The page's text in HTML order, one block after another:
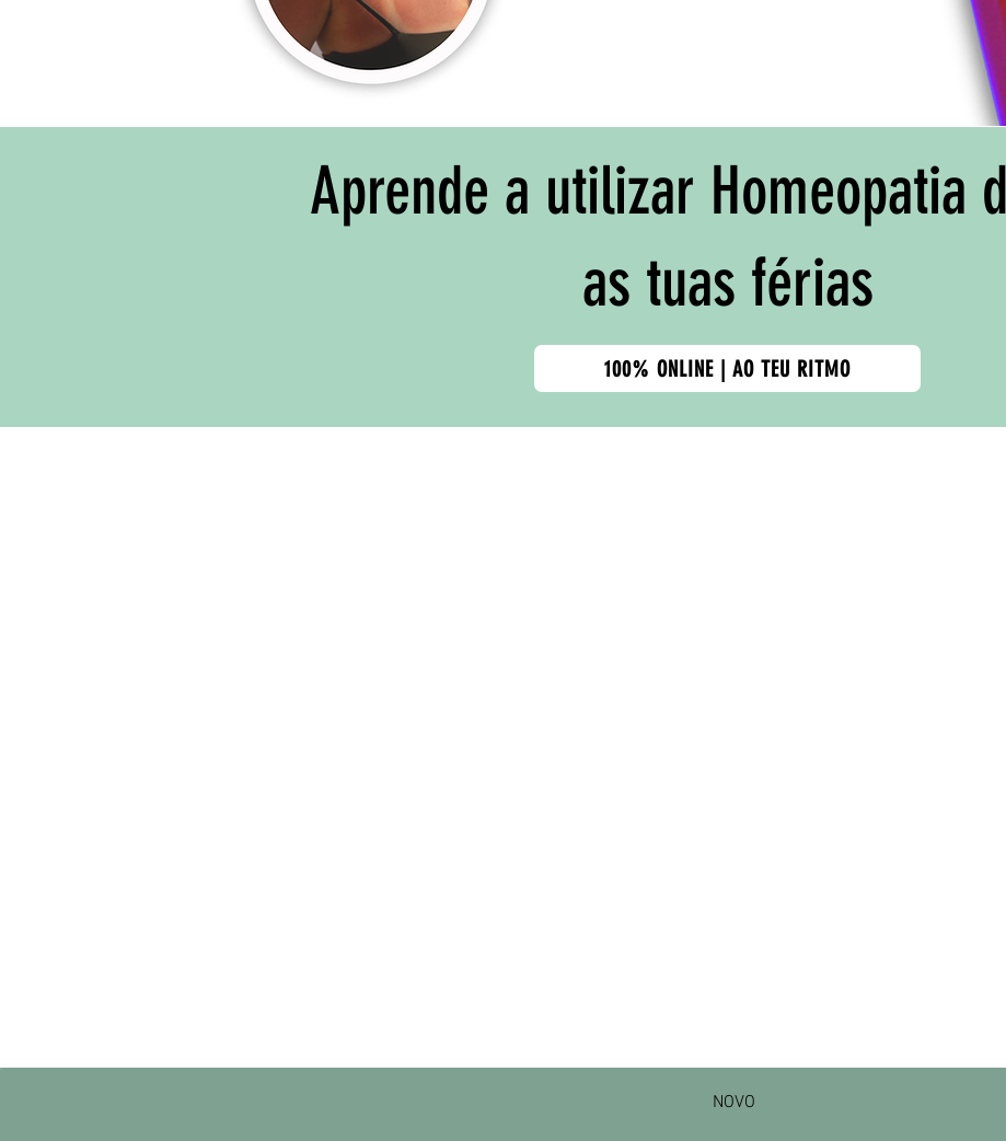
Aprende a utilizar Homeopatia
as tuas férias
100% ONLINE | AO TEU RITMO
NOVO